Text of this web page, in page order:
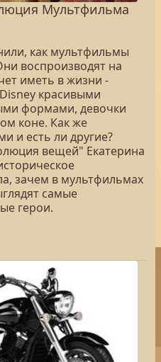
Мультфильма
как мультфильмы
воспроизводят на
иметь в жизни -
красивыми
формами, девочки
коне. Как же
и есть ли другие?
вещей" Екатерина
зачем в мультфильмах
самые
герои.